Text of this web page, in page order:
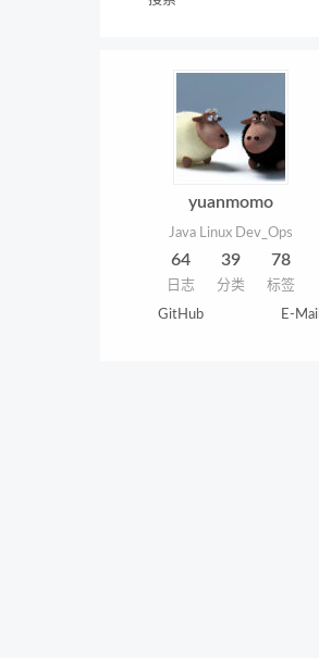
yuanmomo
Java Linux Dev_Ops
64
日志
39
分类
78
标签
GitHub E-Mail